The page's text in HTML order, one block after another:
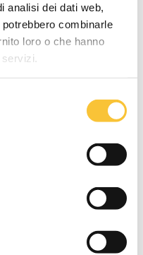
analisi dei dati web,
combinarle
loro o che hanno